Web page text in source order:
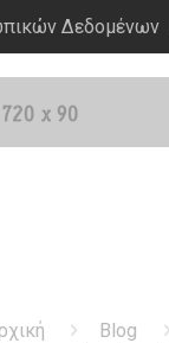
Δεδομένων
Blog